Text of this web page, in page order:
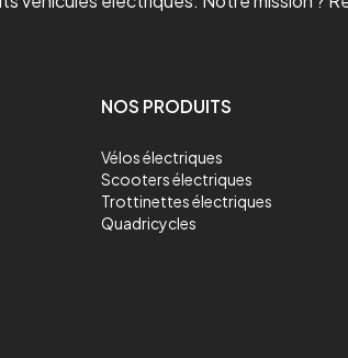
NOS PRODUITS
Vélos électriques
Scooters électriques
Trottinettes électriques
Quadricycles